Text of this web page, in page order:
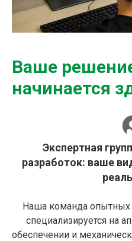
Ваше
начинается
Экспертная
разработок: ваше
Наша команда опытных
специализируется на
обеспечении и